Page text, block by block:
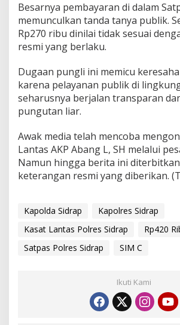
b
u
Besarnya pembayaran di dalam
memunculkan tanda tanya publik.
Rp270 ribu dinilai tidak sesuai
resmi yang berlaku.
Dugaan pungli ini memicu
karena pelayanan publik di
seharusnya berjalan transparan
pungutan liar.
Awak media telah mencoba
Lantas AKP Abang L, SH melalui
Namun hingga berita ini
keterangan resmi yang diberikan.
Kapolda Sidrap
Kapolres Sidrap
Kasat Lantas Polres Sidrap
Rp420
Satpas Polres Sidrap
SIM C
Ikuti Kami